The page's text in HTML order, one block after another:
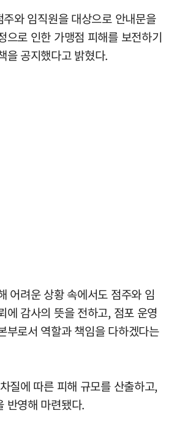
와 임직원을 대상으로 안내문을
으로 인한 가맹점 피해를 보전하기
을 공지했다고 밝혔다.
어려운 상황 속에서도 점주와 임
에 감사의 뜻을 전하고, 점포 운영
부로서 역할과 책임을 다하겠다는
질에 따른 피해 규모를 산출하고,
반영해 마련됐다.